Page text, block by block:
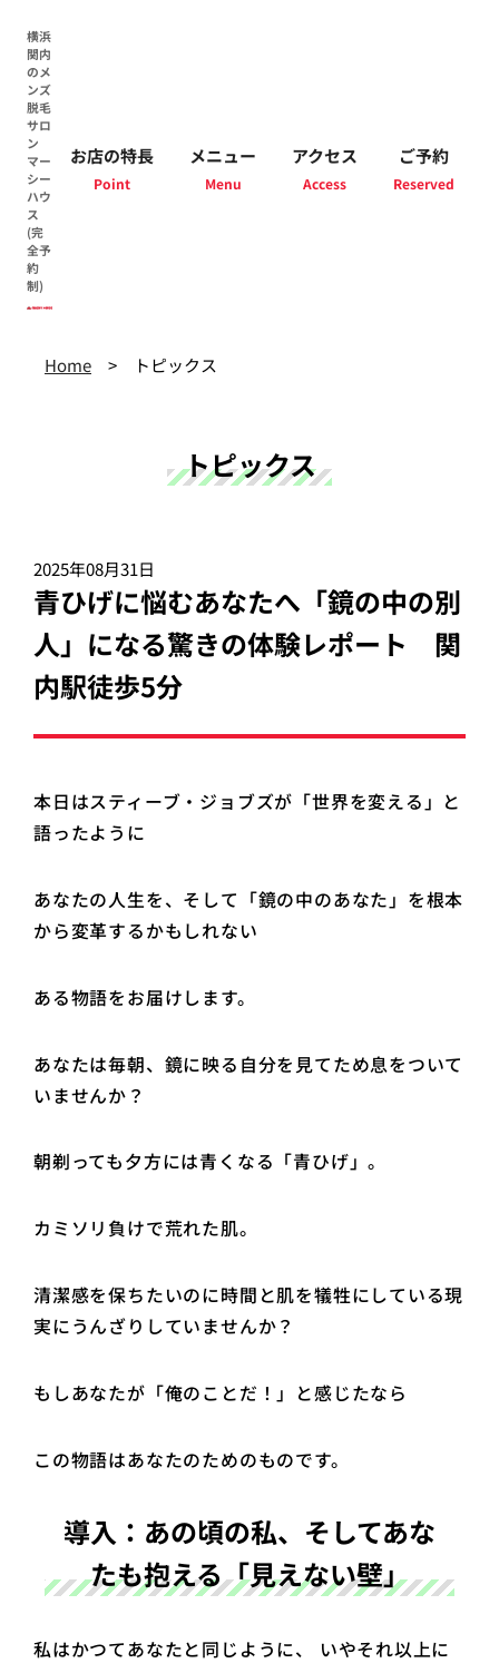
横浜
関内
のメ
ンズ
脱毛
サロ
ン
マー
シー
ハウ
ス
(完
全予
約
制)
お店の特長 メニュー アクセス ご予約
Home トピックス
トピックス
2025年08月31日
青ひげに悩むあなたへ「鏡の中の別
人」になる驚きの体験レポート 関
内駅徒歩5分
本日はスティーブ・ジョブズが「世界を変える」と
語ったように
あなたの人生を、そして「鏡の中のあなた」を根本
から変革するかもしれない
ある物語をお届けします。
あなたは毎朝、鏡に映る自分を見てため息をついて
いませんか？
朝剃っても夕方には青くなる「青ひげ」。
カミソリ負けで荒れた肌。
清潔感を保ちたいのに時間と肌を犠牲にしている現
実にうんざりしていませんか？
もしあなたが「俺のことだ！」と感じたなら
この物語はあなたのためのものです。
導入：あの頃の私、そしてあな
たも抱える「見えない壁」
私はかつてあなたと同じように、 いやそれ以上に